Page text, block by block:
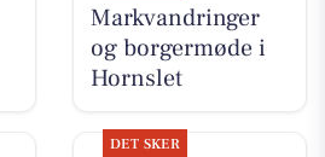
Markvandringer
og borgermøde i
Hornslet
DET SKER